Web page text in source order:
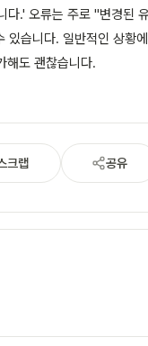
다.' 오류는 주로 "변경된
있습니다. 일반적인 상황
해도 괜찮습니다.
크랩 공유